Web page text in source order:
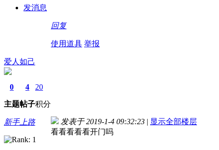
发消息
回复
使用道具 举报
爱人如己
0
主题
4
帖子
20
积分
新手上路 发表于 2019-1-4 09:32:23 | 显示全部楼层
看看看看看开门吗